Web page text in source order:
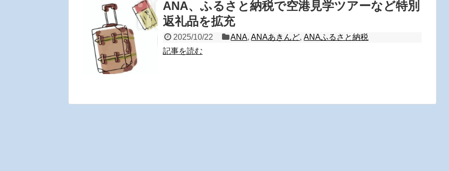
ANA、ふるさと納税で空港見学ツアーなど特別
返礼品を拡充
2025/10/22 ANA,ANAあきんど,ANAふるさと納税
記事を読む